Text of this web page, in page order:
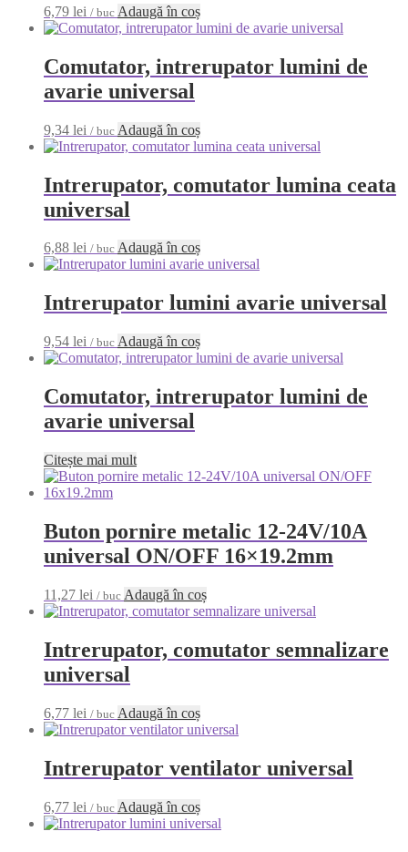
6,79 lei / buc Adaugă în coș
Comutator, intrerupator lumini de
avarie universal
9,34 lei / buc Adaugă în coș
Intrerupator, comutator lumina ceata
universal
6,88 lei / buc Adaugă în coș
Intrerupator lumini avarie universal
9,54 lei / buc Adaugă în coș
Comutator, intrerupator lumini de
avarie universal
Citește mai mult
Buton pornire metalic 12-24V/10A
universal ON/OFF 16×19.2mm
11,27 lei / buc Adaugă în coș
Intrerupator, comutator semnalizare
universal
6,77 lei / buc Adaugă în coș
Intrerupator ventilator universal
6,77 lei / buc Adaugă în coș